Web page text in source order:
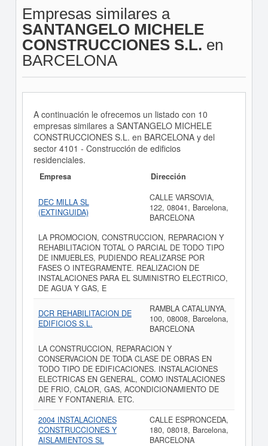
Empresas similares a
SANTANGELO MICHELE
CONSTRUCCIONES S.L. en
BARCELONA
A continuación le ofrecemos un listado con 10
empresas similares a SANTANGELO MICHELE
CONSTRUCCIONES S.L. en BARCELONA y del
sector 4101 - Construcción de edificios
residenciales.
Empresa Dirección
DEC MILLA SL
(EXTINGUIDA)
CALLE VARSOVIA,
122, 08041, Barcelona,
BARCELONA
LA PROMOCION, CONSTRUCCION, REPARACION Y
REHABILITACION TOTAL O PARCIAL DE TODO TIPO
DE INMUEBLES, PUDIENDO REALIZARSE POR
FASES O INTEGRAMENTE. REALIZACION DE
INSTALACIONES PARA EL SUMINISTRO ELECTRICO,
DE AGUA Y GAS, E
DCR REHABILITACION DE
EDIFICIOS S.L.
RAMBLA CATALUNYA,
100, 08008, Barcelona,
BARCELONA
LA CONSTRUCCION, REPARACION Y
CONSERVACION DE TODA CLASE DE OBRAS EN
TODO TIPO DE EDIFICACIONES. INSTALACIONES
ELECTRICAS EN GENERAL, COMO INSTALACIONES
DE FRIO, CALOR, GAS, ACONDICIONAMIENTO DE
AIRE Y FONTANERIA. ETC.
2004 INSTALACIONES
CONSTRUCCIONES Y
AISLAMIENTOS SL
CALLE ESPRONCEDA,
180, 08018, Barcelona,
BARCELONA